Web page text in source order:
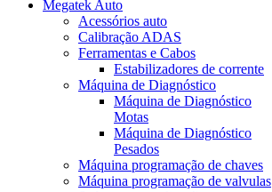
Megatek Auto
Acessórios auto
Calibração ADAS
Ferramentas e Cabos
Estabilizadores de corrente
Máquina de Diagnóstico
Máquina de Diagnóstico
Motas
Máquina de Diagnóstico
Pesados
Máquina programação de chaves
Máquina programação de valvulas